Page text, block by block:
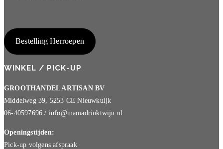
Bestelling Herroepen
WINKEL / PICK-UP
GROOTHANDEL ARTISAN BV
Middelweg 39, 5253 CE Nieuwkuijk
06-40597696 / info@mamadrinktwijn.nl
Openingstijden:
Pick-up volgens afspraak